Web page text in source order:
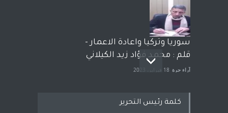
سوريا وتركيا واعادة الاعمار -
قلم : محمد فؤاد زيد الكيلاني
آراء حرة 18 فبراير، 2023
كلمة رئيس التحرير